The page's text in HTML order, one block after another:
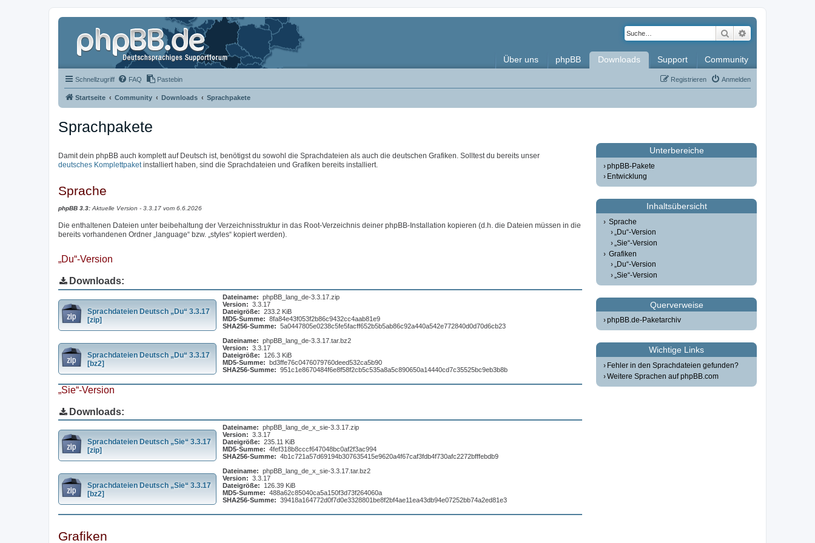
Suche
Über uns phpBB Downloads Support Community
Schnellzugriff FAQ Pastebin Anmelden
Registrieren
Startseite Community Downloads Sprachpakete
Sprachpakete
Damit dein phpBB auch komplett auf Deutsch ist, benötigst du sowohl die Sprachdateien als auch die deutschen Grafiken. Solltest du bereits unser
deutsches Komplettpaketinstalliert haben, sind die Sprachdateien und Grafiken bereits installiert.
Sprache
phpBB 3.3:Aktuelle Version - 3.3.17 vom 6.6.2026
Die enthaltenen Dateien unter beibehaltung der Verzeichnisstruktur in das Root-Verzeichnis deiner phpBB-Installation kopieren (d.h. die Dateien müssen in die
bereits vorhandenen Ordner „language“ bzw. „styles“ kopiert werden).
„Du“-Version
Downloads:
Sprachdateien Deutsch „Du“ 3.3.17
[zip]
Dateiname: phpBB_lang_de-3.3.17.zip
Version: 3.3.17
Dateigröße: 233.2 KiB
MD5-Summe: 8fa84e43f053f2b86c9432cc4aab81e9
SHA256-Summe: 5a0447805e0238c5fe5facff652b5b5ab86c92a440a542e772840d0d70d6cb23
Sprachdateien Deutsch „Du“ 3.3.17
[bz2]
Dateiname: phpBB_lang_de-3.3.17.tar.bz2
Version: 3.3.17
Dateigröße:
126.3 KiB
MD5-Summe: bd3ffe76c0476079760deed532ca5b90
SHA256-Summe: 951c1e8670484f6e8f58f2cb5c535a8a5c890650a14440cd7c35525bc9eb3b8b
„Sie“-Version
Downloads:
Sprachdateien Deutsch „Sie“ 3.3.17
[zip]
Dateiname: phpBB_lang_de_x_sie-3.3.17.zip
Version: 3.3.17
Dateigröße: 235.11 KiB
MD5-Summe: 4fef318b8cccf647048bc0af2f3ac994
SHA256-Summe: 4b1c721a57d69194b307635415e9620a4f67caf3fdb4f730afc2272bfffebdb9
Sprachdateien Deutsch „Sie“ 3.3.17
[bz2]
Dateiname: phpBB_lang_de_x_sie-3.3.17.tar.bz2
Version: 3.3.17
Dateigröße:
126.39 KiB
MD5-Summe: 488a62c85040ca5a150f3d73f264060a
SHA256-Summe: 39418a164772d0f7d0e3328801be8f2bf4ae11ea43db94e07252bb74a2ed81e3
Grafiken
Unterbereiche
phpBB-Pakete
Entwicklung
Inhaltsübersicht
Sprache
„Du“-Version
„Sie“-Version
Grafiken
„Du“-Version
„Sie“-Version
Querverweise
phpBB.de-Paketarchiv
Wichtige Links
Fehler in den Sprachdateien gefunden?
Weitere Sprachen auf phpBB.com